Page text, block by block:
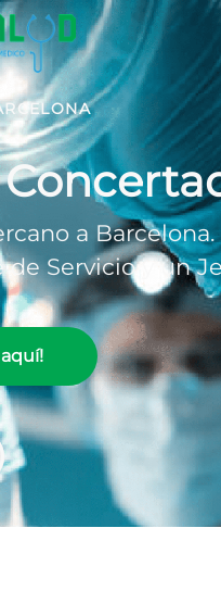
a
de Servicio y un